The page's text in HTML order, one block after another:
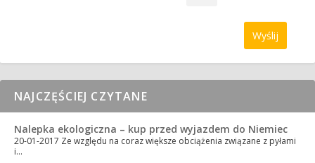
NAJCZĘŚCIEJ CZYTANE
Nalepka ekologiczna – kup przed wyjazdem do Niemiec
20-01-2017 Ze względu na coraz większe obciążenia związane z pyłami
i…